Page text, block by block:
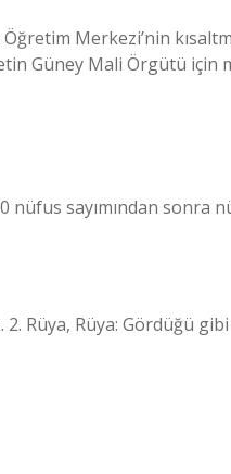
Merkezi’nin
Güney Mali Örgütü için
sayımından sonra
Rüya, Rüya: Gördüğü